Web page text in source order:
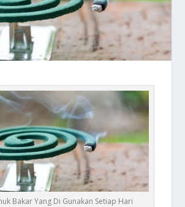
Bakar Yang Di Gunakan Setiap Hari